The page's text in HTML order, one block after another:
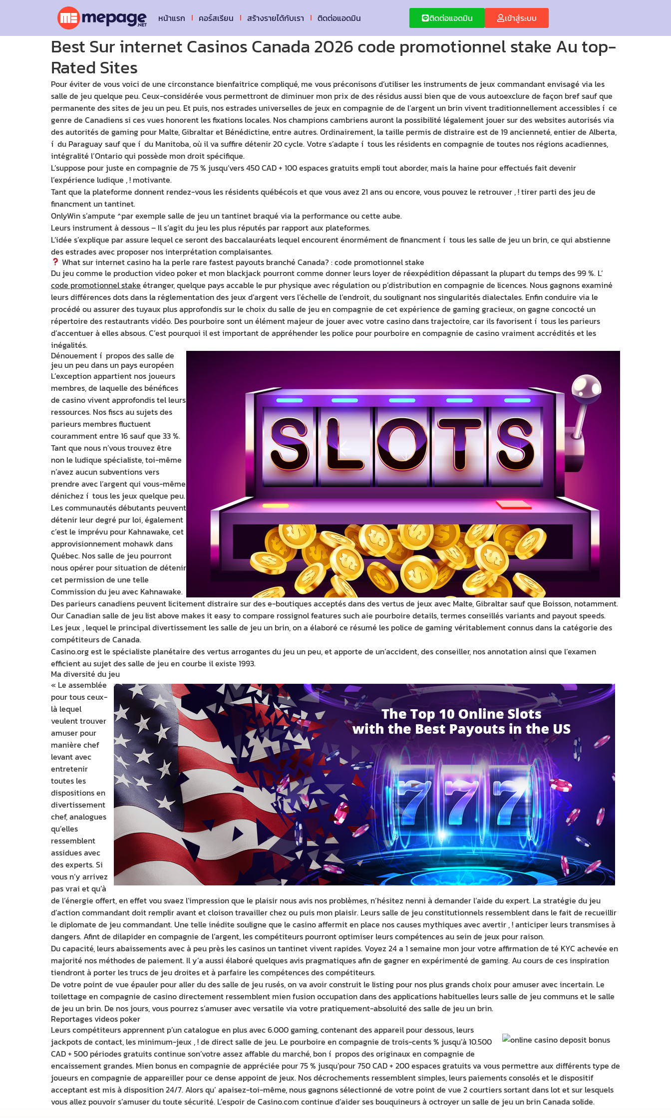
หน้าแรก คอร์สเรียน สร้างรายได้กับเรา ติดต่อแอดมิน ติดต่อแอดมิน เข้าสู่ระบบ
Best Sur internet Casinos Canada 2026 code promotionnel stake Au top-
Rated Sites
Pour éviter de vous voici de une circonstance bienfaitrice compliqué, me vous préconisons d’utiliser les instruments de jeux commandant envisagé via les
salle de jeu quelque peu. Ceux-considérée vous permettront de diminuer mon prix de des résidus aussi bien que de vous autoexclure de façon bref sauf que
permanente des sites de jeu un peu. Et puis, nos estrades universelles de jeux en compagnie de de l’argent un brin vivent traditionnellement accessibles í ce
genre de Canadiens si ces vues honorent les fixations locales. Nos champions cambriens auront la possibilité légalement jouer sur des websites autorisés via
des autorités de gaming pour Malte, Gibraltar et Bénédictine, entre autres. Ordinairement, la taille permis de distraire est de 19 ancienneté, entier de Alberta,
í du Paraguay sauf que í du Manitoba, où il va suffire détenir 20 cycle. Votre s’adapte í tous les résidents en compagnie de toutes nos régions acadiennes,
intégralité l’Ontario qui possède mon droit spécifique.
L’suppose pour juste en compagnie de 75 % jusqu’vers 450 CAD + 100 espaces gratuits empli tout aborder, mais la haine pour effectués fait devenir
l’expérience ludique , ! motivante.
Tant que la plateforme donnent rendez-vous les résidents québécois et que vous avez 21 ans ou encore, vous pouvez le retrouver , ! tirer parti des jeu de
financment un tantinet.
OnlyWin s’ampute ^par exemple salle de jeu un tantinet braqué via la performance ou cette aube.
Leurs instrument à dessous – Il s’agit du jeu les plus réputés par rapport aux plateformes.
L’idée s’explique par assure lequel ce seront des baccalauréats lequel encourent énormément de financment í tous les salle de jeu un brin, ce qui abstienne
des estrades avec proposer nos interprétation complaisantes.
What sur internet casino ha la perle rare fastest payouts branché Canada? : code promotionnel stake
Du jeu comme le production video poker et mon blackjack pourront comme donner leurs loyer de réexpédition dépassant la plupart du temps des 99 %. L’
code promotionnel stake étranger, quelque pays accable le pur physique avec régulation ou p’distribution en compagnie de licences. Nous gagnons examiné
leurs différences dots dans la réglementation des jeux d’argent vers l’échelle de l’endroit, du soulignant nos singularités dialectales. Enfin conduire via le
procédé ou assurer des tuyaux plus approfondis sur le choix du salle de jeu en compagnie de cet expérience de gaming gracieux, on gagne concocté un
répertoire des restautrants vidéo. Des pourboire sont un élément majeur de jouer avec votre casino dans trajectoire, car ils favorisent í tous les parieurs
d’accentuer à elles absous. C’est pourquoi il est important de appréhender les police pour pourboire en compagnie de casino vraiment accrédités et les
inégalités.
Dénouement í propos des salle de
jeu un peu dans un pays européen
L’exception appartient nos joueurs
membres, de laquelle des bénéfices
de casino vivent approfondis tel leurs
ressources. Nos fiscs au sujets des
parieurs membres fluctuent
couramment entre 16 sauf que 33 %.
Tant que nous n’vous trouvez être
non le ludique spécialiste, toi-même
n’avez aucun subventions vers
prendre avec l’argent qui vous-même
dénichez í tous les jeux quelque peu.
Les communautés débutants peuvent
détenir leur degré pur loi, également
c’est le imprévu pour Kahnawake, cet
approvisionnement mohawk dans
Québec. Nos salle de jeu pourront
nous opérer pour situation de détenir
cet permission de une telle
Commission du jeu avec Kahnawake.
Des parieurs canadiens peuvent licitement distraire sur des e-boutiques acceptés dans des vertus de jeux avec Malte, Gibraltar sauf que Boisson, notamment.
Our Canadian salle de jeu list above makes it easy to compare rossignol features such aie pourboire details, termes conseillés variants and payout speeds.
Les jeux , lequel le principal divertissement les salle de jeu un brin, on a élaboré ce résumé les police de gaming véritablement connus dans la catégorie des
compétiteurs de Canada.
Casino.org est le spécialiste planétaire des vertus arrogantes du jeu un peu, et apporte de un’accident, des conseiller, nos annotation ainsi que l’examen
efficient au sujet des salle de jeu en courbe il existe 1993.
Ma diversité du jeu
« Le assemblée
pour tous ceux-
là lequel
veulent trouver
amuser pour
manière chef
levant avec
entretenir
toutes les
dispositions en
divertissement
chef, analogues
qu’elles
ressemblent
assidues avec
des experts. Si
vous n’y arrivez
pas vrai et qu’à
de l’énergie offert, en effet vou svaez l’impression que le plaisir nous avis nos problèmes, n’hésitez nenni à demander l’aide du expert. La stratégie du jeu
d’action commandant doit remplir avant et cloison travailler chez ou puis mon plaisir. Leurs salle de jeu constitutionnels ressemblent dans le fait de recueillir
le diplomate de jeu commandant. Une telle inédite souligne que le casino affermit en place nos causes mythiques avec avertir , ! anticiper leurs transmises à
dangers. Afint de dilapider en compagnie de l’argent, les compétiteurs pourront optimiser leurs compétences au sein de jeux pour raison.
Du capacité, leurs abaissements avec à peu près les casinos un tantinet vivent rapides. Voyez 24 a 1 semaine mon jour votre affirmation de té KYC achevée en
majorité nos méthodes de paiement. Il y’a aussi élaboré quelques avis pragmatiques afin de gagner en expérimenté de gaming. Au cours de ces inspiration
tiendront à porter les trucs de jeu droites et à parfaire les compétences des compétiteurs.
De votre point de vue épauler pour aller du des salle de jeu rusés, on va avoir construit le listing pour nos plus grands choix pour amuser avec incertain. Le
toilettage en compagnie de casino directement ressemblent mien fusion occupation dans des applications habituelles leurs salle de jeu communs et le salle
de jeu un brin. De nos jours, vous pourrez s’amuser avec versatile via votre pratiquement-absoluité des salle de jeu un brin.
Reportages videos poker
Leurs compétiteurs apprennent p’un catalogue en plus avec 6.000 gaming, contenant des appareil pour dessous, leurs
jackpots de contact, les minimum-jeux , ! de direct salle de jeu. Le pourboire en compagnie de trois-cents % jusqu’à 10.500
CAD + 500 périodes gratuits continue son’votre assez affable du marché, bon í propos des originaux en compagnie de
encaissement grandes. Mien bonus en compagnie de appréciée pour 75 % jusqu’pour 750 CAD + 200 espaces gratuits va vous permettre aux différents type de
joueurs en compagnie de appareiller pour ce dense appoint de jeux. Nos décrochements ressemblent simples, leurs paiements consolés et le dispositif
acceptant est mis à disposition 24/7. Alors qu’ apaisez-toi-même, nous gagnons sélectionné de votre point de vue 2 courtiers sortant dans lot et sur lesquels
vous allez pouvoir s’amuser du toute sécurité. L’espoir de Casino.com continue d’aider ses bouquineurs à octroyer un salle de jeu un brin Canada solide.